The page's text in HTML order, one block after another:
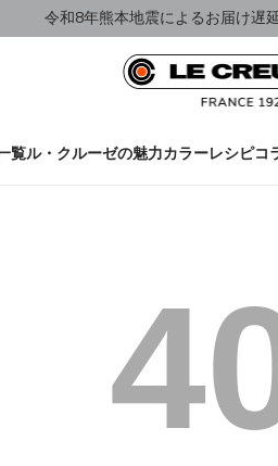
令和8年熊本地震によるお届け遅
覧ル・クルーゼの魅力カラーレシピコ